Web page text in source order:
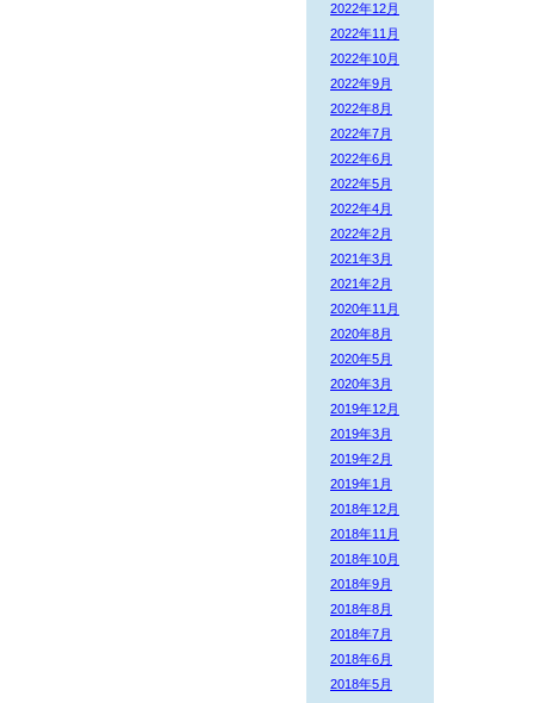
2022年12月
2022年11月
2022年10月
2022年9月
2022年8月
2022年7月
2022年6月
2022年5月
2022年4月
2022年2月
2021年3月
2021年2月
2020年11月
2020年8月
2020年5月
2020年3月
2019年12月
2019年3月
2019年2月
2019年1月
2018年12月
2018年11月
2018年10月
2018年9月
2018年8月
2018年7月
2018年6月
2018年5月